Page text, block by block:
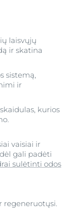
laisvųjų
ir skatina
sistemą,
ir
kurios
vaisiai ir
gali padėti
sulėtinti odos
regeneruotųsi.